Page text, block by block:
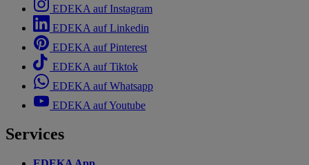
EDEKA auf Instagram
EDEKA auf Linkedin
EDEKA auf Pinterest
EDEKA auf Tiktok
EDEKA auf Whatsapp
EDEKA auf Youtube
Services